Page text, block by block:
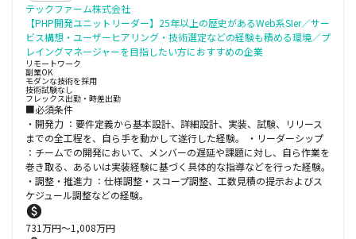
テックファーム株式会社
【PHP開発ユニットリーダー】25年以上の歴史があるWeb系SIer／サー
ビス構想・ユーザーヒアリング・技術選定などの経験も積める環境／プ
レイングマネージャーを目指したい方におすすめの企業
リモートワーク
副業OK
モダンな技術を採用
技術試験なし
フレックス出勤・時差出勤
■必須条件
・開発力 ：要件定義から基本設計、詳細設計、実装、試験、リリース
までの全工程を、自ら手を動かして遂行した経験。 ・リーダーシップ
：チームでの開発において、メンバーの遅延や課題に対し、自ら作業を
巻き取る、あるいは実装経験に基づく具体的な指導などを行った経験。
・調整・推進力 ：仕様調整・スコープ調整、工数見積の提示およびス
ケジュール調整などの経験。
731万円〜1,008万円